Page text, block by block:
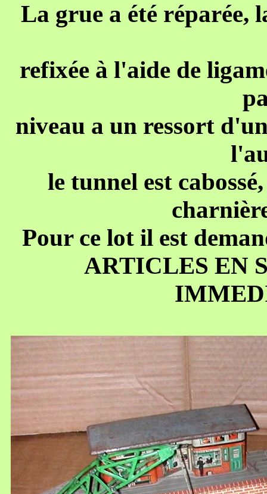
La grue a été réparée,
refixée à l'aide de
niveau a un ressort
le tunnel est
Pour ce lot il est
ARTICLES EN